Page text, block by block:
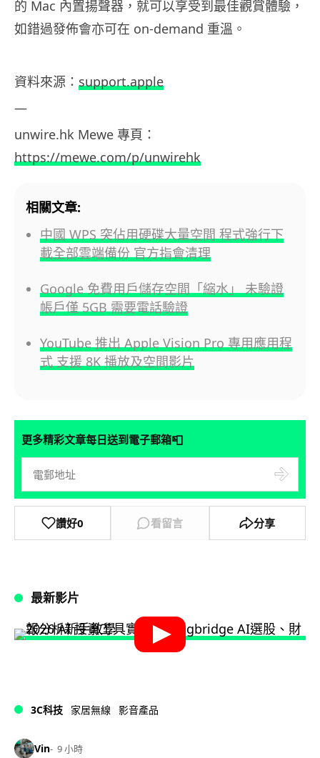
的 Mac 內置揚聲器，就可以享受到最佳觀賞體驗，
如錯過發佈會亦可在 on-demand 重溫。
資料來源： support.apple
—
unwire.hk Mewe 專頁：
https://mewe.com/p/unwirehk
相關文章:
中國 WPS 突佔用硬碟大量空間 程式強行下
載全部雲端備份 官方指會清理
Google 免費用戶儲存空間「縮水」 未驗證
帳戶僅 5GB 需要電話驗證
YouTube 推出 Apple Vision Pro 專用應用程
式 支援 8K 播放及空間影片
更多精彩文章每日送到電子郵箱📮
讚好0 看留言 分享
最新影片
3C科技 家居無線 影音產品
Vin 9 小時